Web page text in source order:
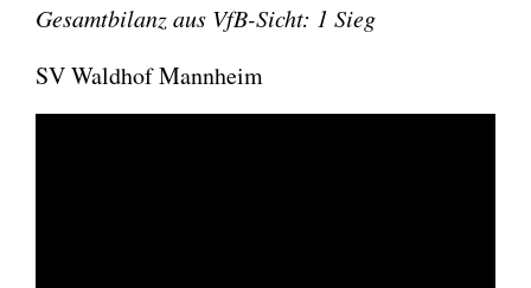
Gesamt­bi­lanz aus VfB-Sicht: 1 Sieg
SV Waldhof Mannheim